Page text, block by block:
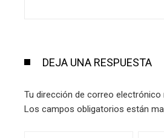
DEJA UNA RESPUESTA
Tu dirección de correo electrónico
Los campos obligatorios están